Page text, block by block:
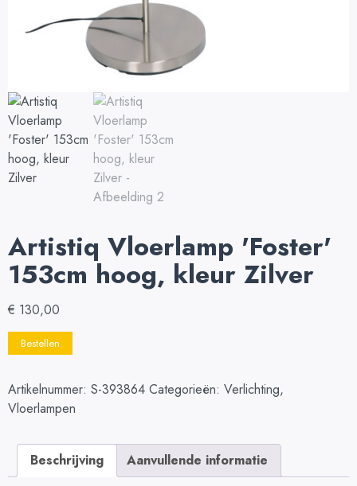
Artistiq Vloerlamp 'Foster'
153cm hoog, kleur Zilver
€ 130,00
Bestellen
Artikelnummer: S-393864 Categorieën: Verlichting,
Vloerlampen
Beschrijving Aanvullende informatie